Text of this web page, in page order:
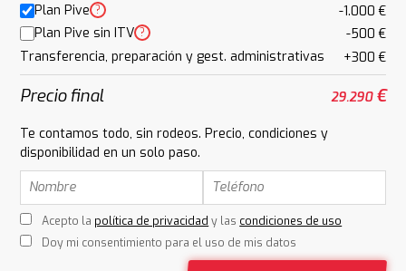
Plan Pive ?
-1.000 €
Plan Pive sin ITV ?
-500 €
Transferencia, preparación y gest. administrativas
+300 €
Precio final 29.290€
Te contamos todo, sin rodeos. Precio, condiciones y
disponibilidad en un solo paso.
Acepto la política de privacidad y las condiciones de uso
Doy mi consentimiento para el uso de mis datos